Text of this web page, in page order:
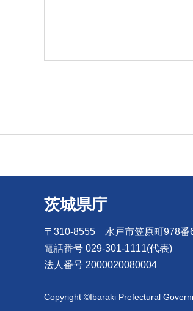
茨城県庁
〒310-8555 水戸市笠原町978番
電話番号 029-301-1111(代表)
法人番号 2000020080004
Copyright ©Ibaraki Prefectural